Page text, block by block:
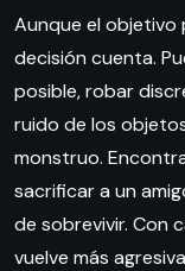
Aunque el objetivo
decisión cuenta.
posible, robar
ruido de los
monstruo.
sacrificar a un
de sobrevivir. Con
vuelve más